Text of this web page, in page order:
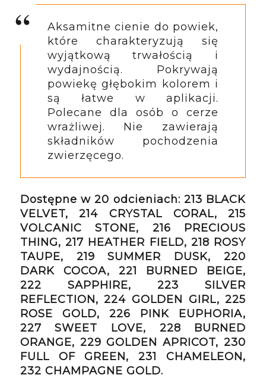
Aksamitne cienie do powiek,
które charakteryzują się
wyjątkową trwałością i
wydajnością. Pokrywają
powiekę głębokim kolorem i
są łatwe w aplikacji.
Polecane dla osób o cerze
wrażliwej. Nie zawierają
składników pochodzenia
zwierzęcego.
Dostępne w 20 odcieniach: 213 BLACK
VELVET, 214 CRYSTAL CORAL, 215
VOLCANIC STONE, 216 PRECIOUS
THING, 217 HEATHER FIELD, 218 ROSY
TAUPE, 219 SUMMER DUSK, 220
DARK COCOA, 221 BURNED BEIGE,
222 SAPPHIRE, 223 SILVER
REFLECTION, 224 GOLDEN GIRL, 225
ROSE GOLD, 226 PINK EUPHORIA,
227 SWEET LOVE, 228 BURNED
ORANGE, 229 GOLDEN APRICOT, 230
FULL OF GREEN, 231 CHAMELEON,
232 CHAMPAGNE GOLD.